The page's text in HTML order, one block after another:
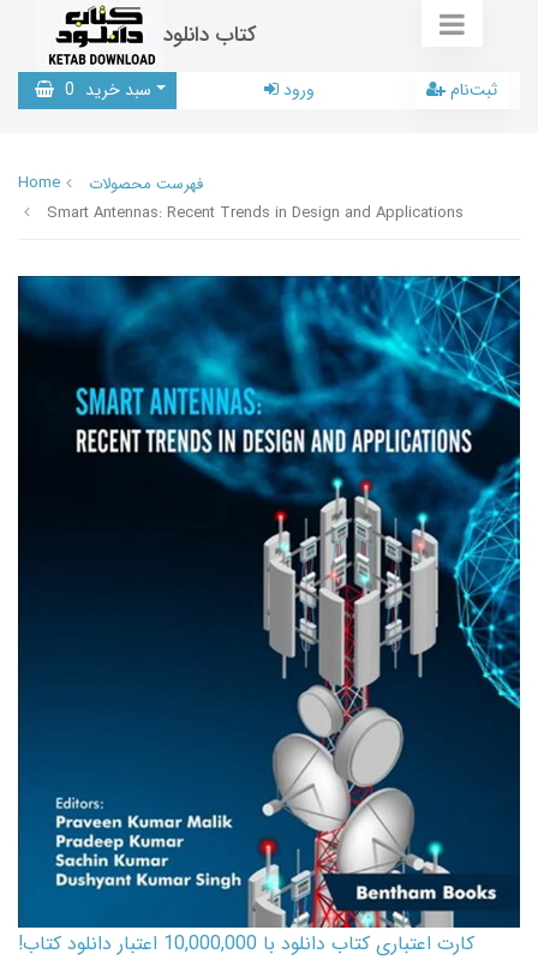
کتاب دانلود
سبد خرید 0 ورود ثبت‌نام
Home
فهرست محصولات
Smart Antennas: Recent Trends in Design and Applications
کارت اعتباری کتاب دانلود با 10,000,000 اعتبار دانلود کتاب!